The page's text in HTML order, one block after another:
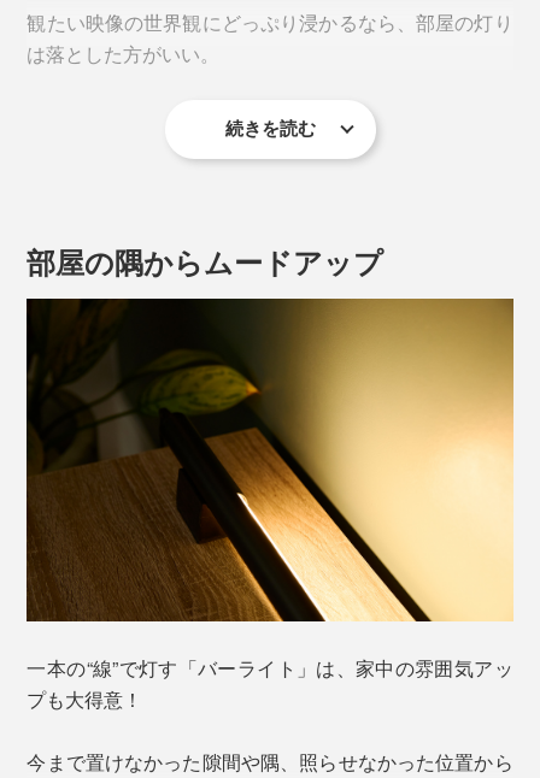
観たい映像の世界観にどっぷり浸かるなら、部屋の灯り
は落とした方がいい。
とはいえ、暗過ぎてもお酒やツマミを取る手元が見えな
なにより、真っ暗な部屋でテレビ画面の発光を長時間見
つめていると目が疲れちゃう……。
写真左・ライトなし、写真右・バーライトあり
そんな悩める夜のお愉しみ時間が、「バーライト」のひ
直径25.5mm。極限まで削ぎ落とした、潔いほどミニマ
続きを読む
部屋の隅からムードアップ
一本の“線”で灯す「バーライト」は、家中の雰囲気アッ
プも大得意！
今まで置けなかった隙間や隅、照らせなかった位置から